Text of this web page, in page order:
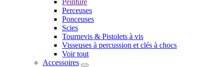
Peinture
Perceuses
Ponceuses
Scies
Tournevis & Pistolets à vis
Visseuses à percussion et clés à chocs
Voir tout
Accessoires